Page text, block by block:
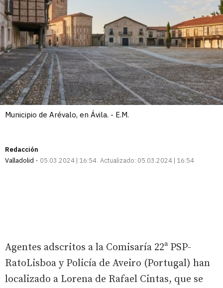
Municipio de Arévalo, en Ávila. - E.M.
Redacción
Valladolid
05.03.2024 | 16:54 Actualizado: 05.03.2024 | 16:54
Agentes adscritos a la Comisaría 22ª PSP-
RatoLisboa y Policía de Aveiro (Portugal) han
localizado a Lorena de Rafael Cintas, que se